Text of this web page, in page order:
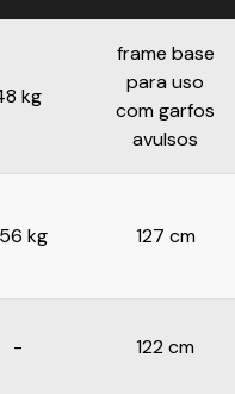
kg
frame base
para uso
com garfos
avulsos
kg 127 cm
- 122 cm